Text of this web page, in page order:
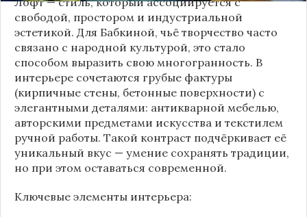
свободой, простором и индустриальной
эстетикой. Для Бабкиной, чьё творчество часто
связано с народной культурой, это стало
способом выразить свою многогранность. В
интерьере сочетаются грубые фактуры
(кирпичные стены, бетонные поверхности) с
элегантными деталями: антикварной мебелью,
авторскими предметами искусства и текстилем
ручной работы. Такой контраст подчёркивает её
уникальный вкус — умение сохранять традиции,
но при этом оставаться современной.
Ключевые элементы интерьера: